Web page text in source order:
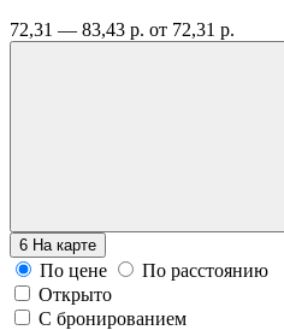
72,31 — 83,43 р. от 72,31 р.
6 На карте
По цене
По расстоянию
Открыто
С бронированием